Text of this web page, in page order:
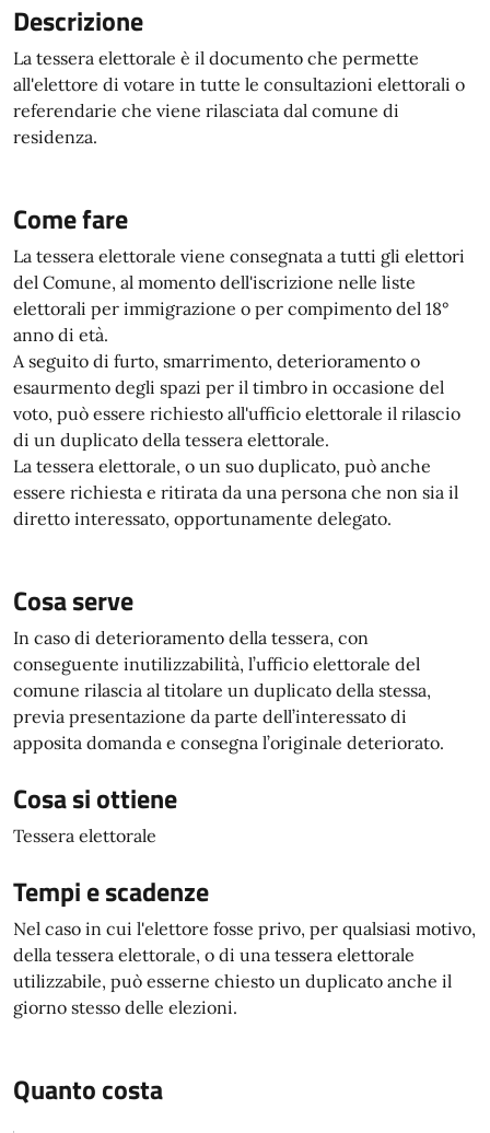
Descrizione
La tessera elettorale è il documento che permette
all'elettore di votare in tutte le consultazioni elettorali o
referendarie che viene rilasciata dal comune di
residenza.
Come fare
La tessera elettorale viene consegnata a tutti gli elettori
del Comune, al momento dell'iscrizione nelle liste
elettorali per immigrazione o per compimento del 18°
anno di età.
A seguito di furto, smarrimento, deterioramento o
esaurmento degli spazi per il timbro in occasione del
voto, può essere richiesto all'ufficio elettorale il rilascio
di un duplicato della tessera elettorale.
La tessera elettorale, o un suo duplicato, può anche
essere richiesta e ritirata da una persona che non sia il
diretto interessato, opportunamente delegato.
Cosa serve
In caso di deterioramento della tessera, con
conseguente inutilizzabilità, l’ufficio elettorale del
comune rilascia al titolare un duplicato della stessa,
previa presentazione da parte dell’interessato di
apposita domanda e consegna l’originale deteriorato.
Cosa si ottiene
Tessera elettorale
Tempi e scadenze
Nel caso in cui l'elettore fosse privo, per qualsiasi motivo,
della tessera elettorale, o di una tessera elettorale
utilizzabile, può esserne chiesto un duplicato anche il
giorno stesso delle elezioni.
Quanto costa